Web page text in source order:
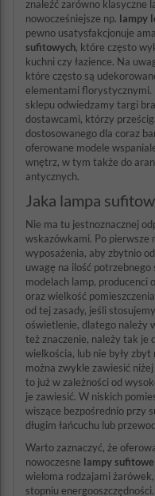
znaleźć zarówno klasyczne
nowocześniejsze np. lampy
pewno usatysfakcjonuje
sufitowych, które często
kuchni czy łazience. Na
które często są
elementami florystycznymi.
sklepu odwiedzamy targi
dostawcami, którzy
dostosowanego dla coraz
oferowane modele
wnętrz, w tym także do
antycznych.
Jaka lampa
Nie ma tu jestnoznacznej
wskazówkami. Po pierwsze
wyposażenia, aby zbytnio
uwagę na ilość
modelach lamp, producenci
oraz wielkość
od tej zasady, jeśli
oświetlenie, dlatego należy
też znaczenie, należy tak je
wielkościa, lub nie były zbyt
można zwykle zawiesić
to już w zależności od
je zawiesić. W niskich
wiszące bezpośrednio przy
długim łańcuchu lub
Warto zaznaczyć, że
nowoczesne lampy
wieloma rodzajami
stopniu